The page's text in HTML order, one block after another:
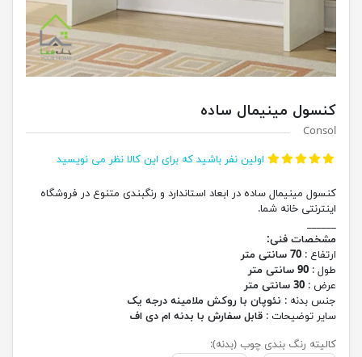
کنسول مینیمال ساده
Consol
اولین نفر باشید که برای این کالا نظر می نویسید
کنسول مینیمال ساده در ابعاد استاندارد و رنگبندی متنوع در فروشگاه
اینترنتی خانه شما.
______
مشخصات فنی:
ارتفاع : 70 سانتی متر
طول : 90 سانتی متر
عرض : 30 سانتی متر
جنس بدنه : نئوپان با روکش ملامینه درجه یک
سایر توضیحات : قابل سفارش با بدنه ام دی اف
کالیته رنگ بندی چوب (بدنه):